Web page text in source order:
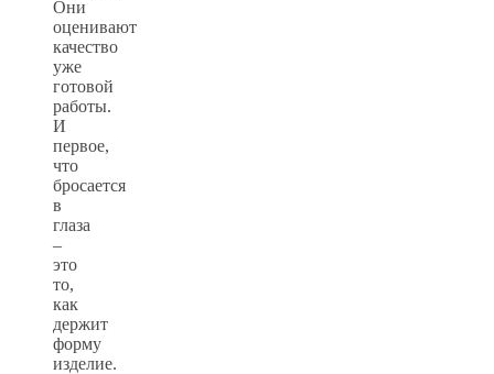
Они
оценивают
качество
уже
готовой
работы.
И
первое,
что
бросается
в
глаза
–
это
то,
как
держит
форму
изделие.